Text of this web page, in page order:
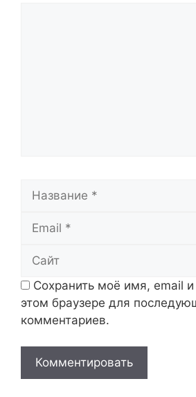
Сохранить моё имя, email и
этом браузере для
комментариев.